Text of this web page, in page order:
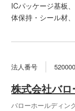
ICパッケージ基板
体保持・シール材
法人番号
株式会社バ
バローホールディン